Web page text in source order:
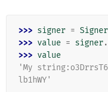
>>> signer = Signer
>>> value = signer.
>>> value
'My
lb1hWY'